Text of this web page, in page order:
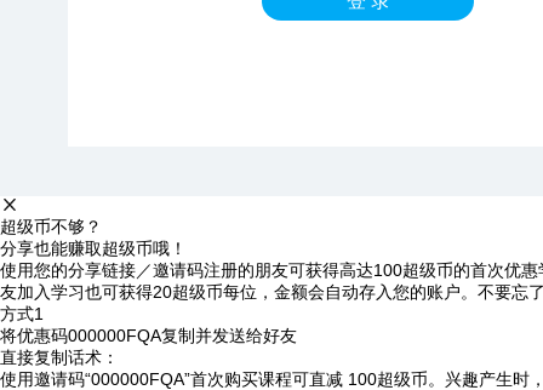
超级币不够？
分享也能赚取超级币哦！
使用您的分享链接／邀请码注册的朋友可获得高达100超级币的首次优
友加入学习也可获得20超级币每位，金额会自动存入您的账户。不要忘
方式1
将优惠码000000FQA复制并发送给好友
直接复制话术：
使用邀请码“000000FQA”首次购买课程可直减 100超级币。兴趣产生时